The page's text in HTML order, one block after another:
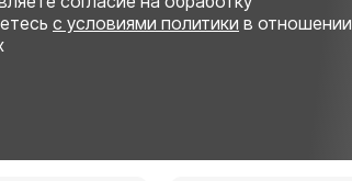
с условиями политики в отношении